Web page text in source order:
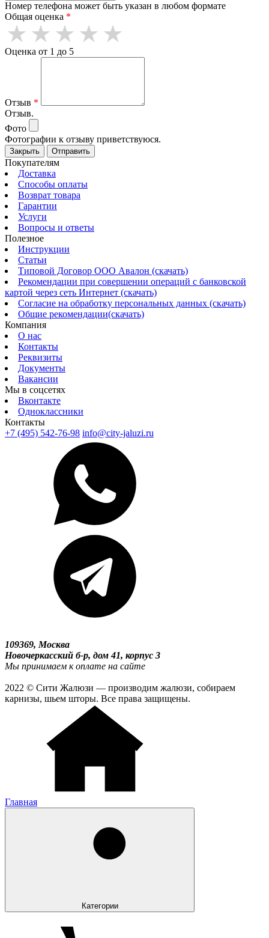
Номер телефона может быть указан в любом формате
Общая оценка *
Оценка от 1 до 5
Отзыв *
Отзыв.
Фото
Фотографии к отзыву приветствуюся.
Закрыть Отправить
Покупателям
Доставка
Способы оплаты
Возврат товара
Гарантии
Услуги
Вопросы и ответы
Полезное
Инструкции
Статьи
Типовой Договор ООО Авалон (скачать)
Рекомендации при совершении операций с банковской
картой через сеть Интернет (скачать)
Согласие на обработку персональных данных (скачать)
Общие рекомендации(скачать)
Компания
О нас
Контакты
Реквизиты
Документы
Вакансии
Мы в соцсетях
Вконтакте
Одноклассники
Контакты
+7 (495) 542-76-98 info@city-jaluzi.ru
109369, Москва
Новочеркасский б-р, дом 41, корпус 3
Мы принимаем к оплате на сайте
2022 © Сити Жалюзи — производим жалюзи, собираем
карнизы, шьем шторы. Все права защищены.
Главная
Категории